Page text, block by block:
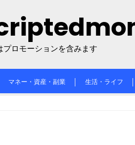
プロモーションを含みます
マネー・資産・副業 生活・ライフ